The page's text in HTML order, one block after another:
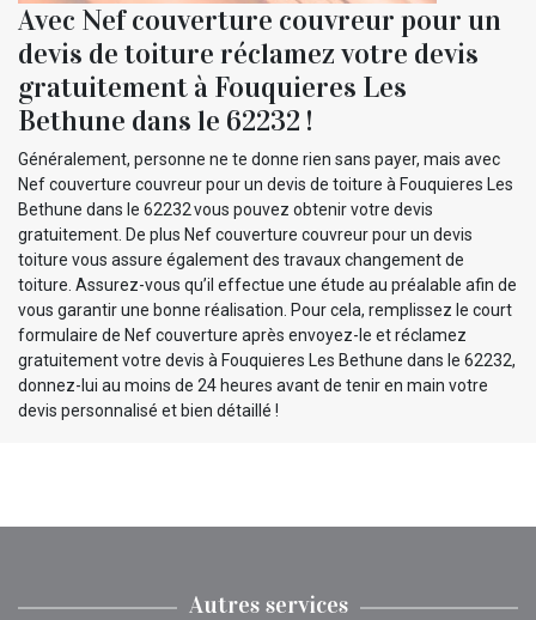
Avec Nef couverture couvreur pour un
devis de toiture réclamez votre devis
gratuitement à Fouquieres Les
Bethune dans le 62232 !
Généralement, personne ne te donne rien sans payer, mais avec
Nef couverture couvreur pour un devis de toiture à Fouquieres Les
Bethune dans le 62232 vous pouvez obtenir votre devis
gratuitement. De plus Nef couverture couvreur pour un devis
toiture vous assure également des travaux changement de
toiture. Assurez-vous qu’il effectue une étude au préalable afin de
vous garantir une bonne réalisation. Pour cela, remplissez le court
formulaire de Nef couverture après envoyez-le et réclamez
gratuitement votre devis à Fouquieres Les Bethune dans le 62232,
donnez-lui au moins de 24 heures avant de tenir en main votre
devis personnalisé et bien détaillé !
Autres services